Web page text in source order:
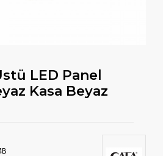
LED Panel
Kasa Beyaz